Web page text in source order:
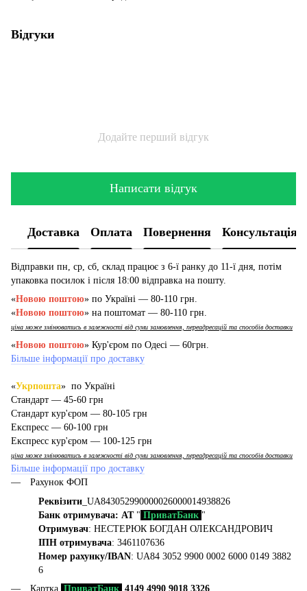
Відгуки
Додайте перший відгук
Написати відгук
Доставка Оплата Повернення Консультація
Відправки пн, ср, сб, склад працює з 6-ї ранку до 11-ї дня, потім
упаковка посилок і після 18:00 відправка на пошту.
«Новою поштою» по Україні — 80-110 грн.
«Новою поштою» на поштомат — 80-110 грн.
ціна може змінюватись в залежності від суми замовлення, переадресацій та способів доставки
«Новою поштою» Кур'єром по Одесі — 60грн.
Більше інформації про доставку
«Укрпошта» по Україні
Стандарт — 45-60 грн
Стандарт кур'єром — 80-105 грн
Експресс — 60-100 грн
Експресс кур'єром — 100-125 грн
ціна може змінюватись в залежності від суми замовлення, переадресацій та способів доставки
Більше інформації про доставку
Рахунок ФОП
Реквізити _UA843052990000026000014938826
Банк отримувача: АТ" ПриватБанк "
Отримувач: НЕСТЕРЮК БОГДАН ОЛЕКСАНДРОВИЧ
ІПН отримувача: 3461107636
Номер рахунку/IBAN: UA84 3052 9900 0002 6000 0149 3882
6
Картка ПриватБанк 4149 4990 9018 3326